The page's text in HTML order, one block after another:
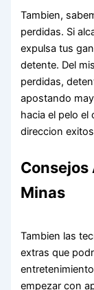
Tambien,
perdidas. Si
expulsa tus
detente. Del
perdidas,
apostando
hacia el pelo el
direccion
Consejos
Minas
Tambien las
extras que
empezar con